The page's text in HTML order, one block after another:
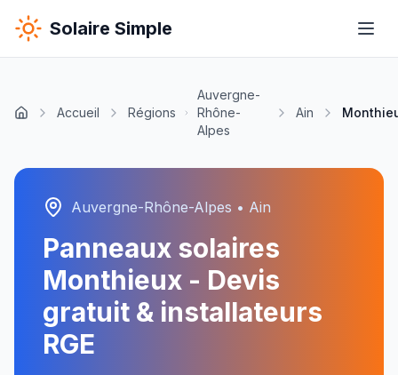
Solaire Simple
Accueil Régions
Auvergne-
Rhône-
Alpes
Ain
Auvergne-Rhône-Alpes • Ain
Panneaux solaires
Monthieux - Devis
gratuit & installateurs
RGE